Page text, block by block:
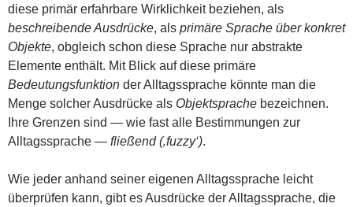
diese primär erfahrbare Wirklichkeit beziehen, als
beschreibende Ausdrücke, als primäre Sprache über konkret
Objekte, obgleich schon diese Sprache nur abstrakte
Elemente enthält. Mit Blick auf diese primäre
Bedeutungsfunktion der Alltagssprache könnte man die
Menge solcher Ausdrücke als Objektsprache bezeichnen.
Ihre Grenzen sind — wie fast alle Bestimmungen zur
Alltagssprache — fließend (‚fuzzy‘).
Wie jeder anhand seiner eigenen Alltagssprache leicht
überprüfen kann, gibt es Ausdrücke der Alltagssprache, die